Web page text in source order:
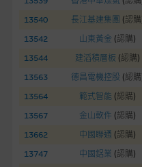
13540
長江基建集團 (認購
13542
山東黃金 (認購)
13544
建滔積層板 (認購)
13563
德昌電機控股 (認購
13564
範式智能 (認購)
13567
金山軟件 (認購)
13662
中國聯通 (認購)
13747
中國鋁業 (認購)
部分可經本網站連結下載的
用此等屬於第三者的軟件，
受軟件持有人訂出的使用條款
在法律容許的所有範圍內，
或下載任何軟件(不論是否屬
團並且對此等軟件不作任何
法律容許的所有範圍內，概
件(不論是否屬於第三者)而
損)。